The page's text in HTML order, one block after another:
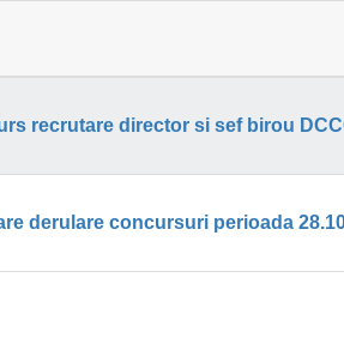
recrutare director si sef birou
derulare concursuri perioada